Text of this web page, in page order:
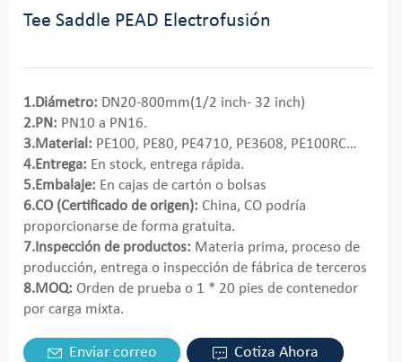
Tee Saddle PEAD Electrofusión
1.Diámetro: DN20-800mm(1/2 inch- 32 inch)
2.PN: PN10 a PN16.
3.Material: PE100, PE80, PE4710, PE3608, PE100RC…
4.Entrega: En stock, entrega rápida.
5.Embalaje: En cajas de cartón o bolsas
6.CO (Certificado de origen): China, CO podría
proporcionarse de forma gratuita.
7.Inspección de productos: Materia prima, proceso de
producción, entrega o inspección de fábrica de terceros
8.MOQ: Orden de prueba o 1 * 20 pies de contenedor
por carga mixta.
Enviar correo Cotiza Ahora